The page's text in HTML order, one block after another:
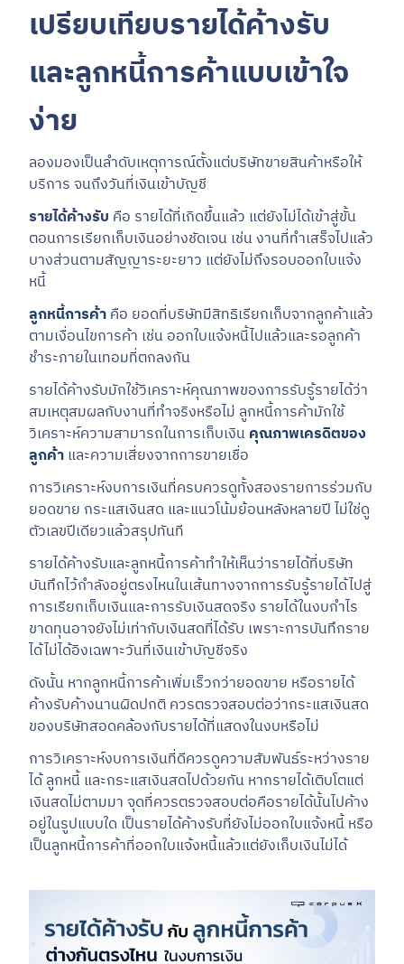
เปรียบเทียบรายได้ค้างรับ
และลูกหนี้การค้าแบบเข้าใจ
ง่าย
ลองมองเป็นลำดับเหตุการณ์ตั้งแต่บริษัทขายสินค้าหรือให้
บริการ จนถึงวันที่เงินเข้าบัญชี
รายได้ค้างรับ คือ รายได้ที่เกิดขึ้นแล้ว แต่ยังไม่ได้เข้าสู่ขั้น
ตอนการเรียกเก็บเงินอย่างชัดเจน เช่น งานที่ทำเสร็จไปแล้ว
บางส่วนตามสัญญาระยะยาว แต่ยังไม่ถึงรอบออกใบแจ้ง
หนี้
ลูกหนี้การค้าคือ ยอดที่บริษัทมีสิทธิเรียกเก็บจากลูกค้าแล้ว
ตามเงื่อนไขการค้า เช่น ออกใบแจ้งหนี้ไปแล้วและรอลูกค้า
ชำระภายในเทอมที่ตกลงกัน
รายได้ค้างรับมักใช้วิเคราะห์คุณภาพของการรับรู้รายได้ว่า
สมเหตุสมผลกับงานที่ทำจริงหรือไม่ ลูกหนี้การค้ามักใช้
วิเคราะห์ความสามารถในการเก็บเงินคุณภาพเครดิตของ
ลูกค้าและความเสี่ยงจากการขายเชื่อ
การวิเคราะห์งบการเงินที่ครบควรดูทั้งสองรายการร่วมกับ
ยอดขาย กระแสเงินสด และแนวโน้มย้อนหลังหลายปี ไม่ใช่ดู
ตัวเลขปีเดียวแล้วสรุปทันที
รายได้ค้างรับและลูกหนี้การค้าทำให้เห็นว่ารายได้ที่บริษัท
บันทึกไว้กำลังอยู่ตรงไหนในเส้นทางจากการรับรู้รายได้ไปสู่
การเรียกเก็บเงินและการรับเงินสดจริง รายได้ในงบกำไร
ขาดทุนอาจยังไม่เท่ากับเงินสดที่ได้รับ เพราะการบันทึกราย
ได้ไม่ได้อิงเฉพาะวันที่เงินเข้าบัญชีจริง
ดังนั้น หากลูกหนี้การค้าเพิ่มเร็วกว่ายอดขาย หรือรายได้
ค้างรับค้างนานผิดปกติ ควรตรวจสอบต่อว่ากระแสเงินสด
ของบริษัทสอดคล้องกับรายได้ที่แสดงในงบหรือไม่
การวิเคราะห์งบการเงินที่ดีควรดูความสัมพันธ์ระหว่างราย
ได้ ลูกหนี้ และกระแสเงินสดไปด้วยกัน หากรายได้เติบโตแต่
เงินสดไม่ตามมา จุดที่ควรตรวจสอบต่อคือรายได้นั้นไปค้าง
อยู่ในรูปแบบใด เป็นรายได้ค้างรับที่ยังไม่ออกใบแจ้งหนี้ หรือ
เป็นลูกหนี้การค้าที่ออกใบแจ้งหนี้แล้วแต่ยังเก็บเงินไม่ได้